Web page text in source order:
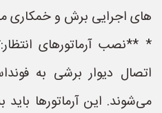
های اجرایی برش و خمکاری
* **نصب آرماتورهای
اتصال دیوار برشی به
می‌شوند. این آرماتورها